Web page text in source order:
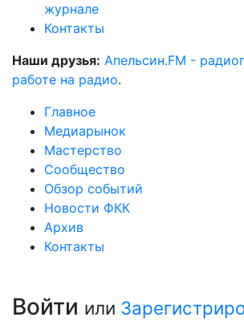
журнале
Контакты
Наши друзья: Апельсин.FM -
работе на радио.
Главное
Медиарынок
Мастерство
Сообщество
Обзор событий
Новости ФКК
Архив
Контакты
Войти или